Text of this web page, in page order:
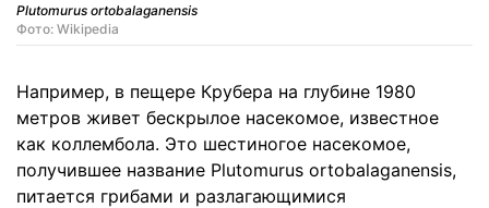
Plutomurus ortobalaganensis
Фото: Wikipedia
Например, в пещере Крубера на глубине 1980
метров живет бескрылое насекомое, известное
как коллембола. Это шестиногое насекомое,
получившее название Plutomurus ortobalaganensis,
питается грибами и разлагающимися